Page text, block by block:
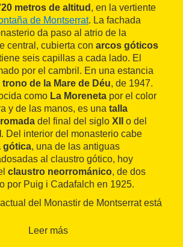
metros de altitud , en la vertiente
de Montserrat. La fachada
da paso al atrio de la
central, cubierta con arcos góticos
seis capillas a cada lado. El
por el cambril. En una estancia
trono de la Mare de Déu, de 1947.
como La Moreneta por el color
y de las manos, es una talla
del final del siglo XII
o del
. Del interior del monasterio cabe
gótica, una de las antiguas
al claustro gótico, hoy
claustro neorrománico, de dos
por Puig i Cadafalch en 1925.
actual del Monastir de Montserrat está
benedictinos, siguiendo la
Leer más